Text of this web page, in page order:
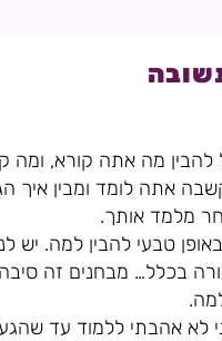
מה אתה קורא,
אתה לומד ומבין איך
מלמד אותך.
טבעי להבין למה. יש
בכלל… מבחנים זה
לא אהבתי ללמוד עד